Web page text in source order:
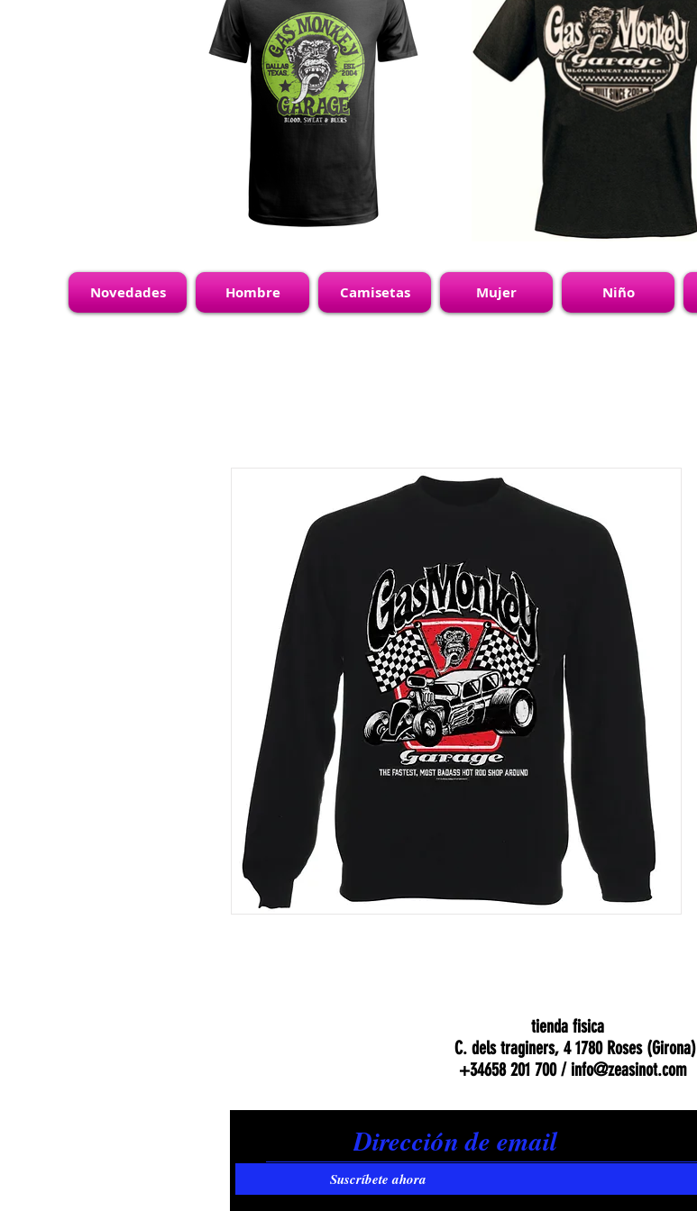
Novedades Hombre Camisetas Mujer Niño
tienda fisica
C. dels traginers, 4 1780 Roses (Girona)
+34658 201 700 /info@zeasinot.com
Suscríbete ahora